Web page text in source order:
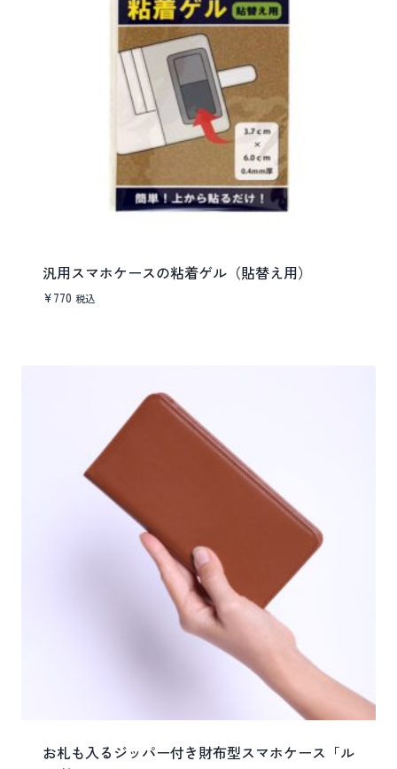
汎用スマホケースの粘着ゲル（貼替え用）
¥770 税込
お札も入るジッパー付き財布型スマホケース「ル